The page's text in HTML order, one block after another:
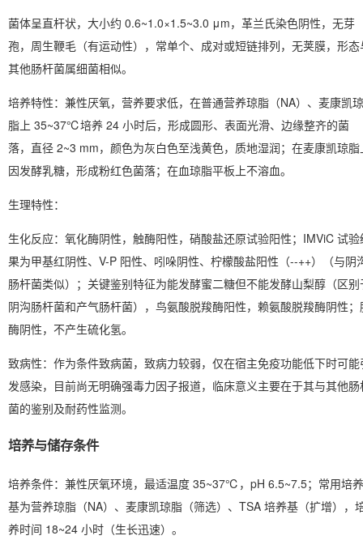
菌体呈直杆状，大小约 0.6~1.0×1.5~3.0 μm，革兰氏染色阴性，无芽
孢， 周生鞭毛 （有运动性），常单个、成对或短链排列，无荚膜，形态
其他肠杆菌属细菌相似。
培养特性：兼性厌氧，营养要求低，在普通营养琼脂（NA）、麦康凯琼
脂上 35~37℃培养 24 小时后，形成圆形、表面光滑、边缘整齐的菌
落，直径 2~3 mm，颜色为灰白色至浅黄色，质地湿润；在麦康凯琼脂
因发酵乳糖，形成粉红色菌落；在血琼脂平板上不溶血。
生理特性：
生化反应：氧化酶阴性，触酶阳性，硝酸盐还原试验阳性； IMViC 试验
果为甲基红阴性、V-P 阳性、吲哚阴性、柠檬酸盐阳性（--++）
（与阴
肠杆菌类似）；关键鉴别特征为能发酵蜜二糖但不能发酵山梨醇 （区
阴沟肠杆菌和产气肠杆菌），鸟氨酸脱羧酶阳性，赖氨酸脱羧酶阴性；
酶阴性，不产生硫化氢。
致病性：作为条件致病菌，致病力较弱，仅在宿主免疫功能低下时可能
发感染，目前尚无明确强毒力因子报道，临床意义主要在于其与其他肠
菌的鉴别及耐药性监测。
培养与储存条件
培养条件：兼性厌氧环境，最适温度 35~37℃，pH 6.5~7.5；常用培养
基为营养琼脂（NA）、麦康凯琼脂（筛选）、TSA 培养基（扩增），
养时间 18~24 小时（生长迅速）。